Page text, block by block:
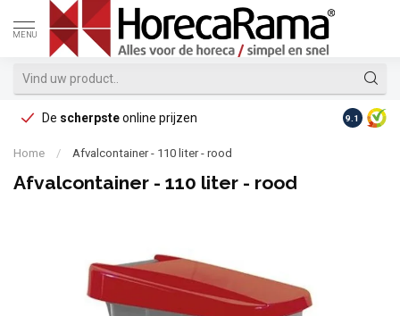
MENU
De scherpsteonline prijzen Op
9.1
Home / Afvalcontainer - 110 liter - rood
Afvalcontainer - 110 liter - rood